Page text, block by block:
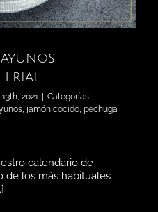
Frial
2021 | Categorías:
jamón cocido pechuga
calendario de
de los más habituales